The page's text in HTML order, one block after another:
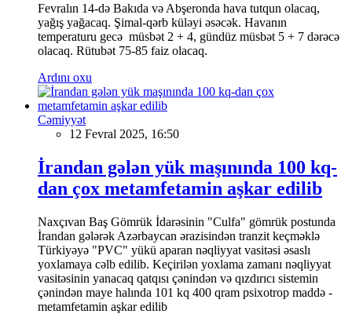
Fevralın 14-də Bakıda və Abşeronda hava tutqun olacaq,
yağış yağacaq. Şimal-qərb küləyi əsəcək. Havanın
temperaturu gecə müsbət 2 + 4, gündüz müsbət 5 + 7 dərəcə
olacaq. Rütubət 75-85 faiz olacaq.
Ardını oxu
Cəmiyyət
12 Fevral 2025, 16:50
İrandan gələn yük maşınında 100 kq-
dan çox metamfetamin aşkar edilib
Naxçıvan Baş Gömrük İdarəsinin "Culfa" gömrük postunda
İrandan gələrək Azərbaycan ərazisindən tranzit keçməklə
Türkiyəyə "PVC" yükü aparan nəqliyyat vasitəsi əsaslı
yoxlamaya cəlb edilib. Keçirilən yoxlama zamanı nəqliyyat
vasitəsinin yanacaq qatqısı çənindən və qızdırıcı sistemin
çənindən maye halında 101 kq 400 qram psixotrop maddə -
metamfetamin aşkar edilib